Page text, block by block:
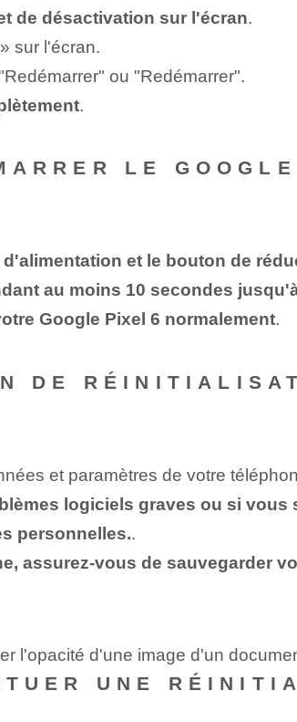
de désactivation sur l'écran.
sur l'écran.
ou "Redémarrer".
.
LE
et le bouton de
au moins 10 secondes
Google Pixel 6 normalement.
DE
et paramètres de votre
logiciels graves ou si
personnelles..
assurez-vous de sauvegarder
l'opacité d'une image d'un
UNE